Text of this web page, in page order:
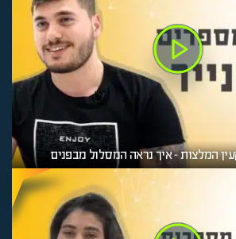
המלצות – איך נראה המסלול מבפנים